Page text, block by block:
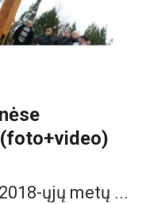
ųjų metų ...